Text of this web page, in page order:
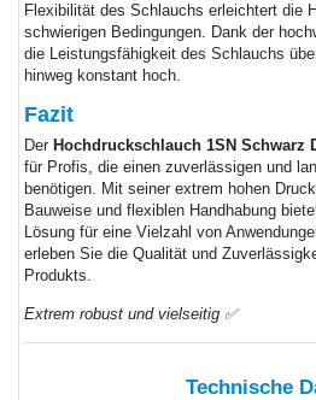
Flexibilität des Schlauchs erleichtert die
schwierigen Bedingungen. Dank der
die Leistungsfähigkeit des Schlauchs
hinweg konstant hoch.
Fazit
Der Hochdruckschlauch 1SN Schwarz
für Profis, die einen zuverlässigen und
benötigen. Mit seiner extrem hohen
Bauweise und flexiblen Handhabung
Lösung für eine Vielzahl von
erleben Sie die Qualität und
Produkts.
Extrem robust und vielseitig ✅
Technische